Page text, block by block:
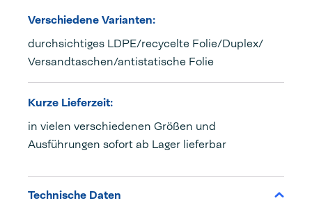
Verschiedene Varianten:
durchsichtiges LDPE/recycelte Folie/Duplex/
Versandtaschen/antistatische Folie
Kurze Lieferzeit:
in vielen verschiedenen Größen und
Ausführungen sofort ab Lager lieferbar
Technische Daten